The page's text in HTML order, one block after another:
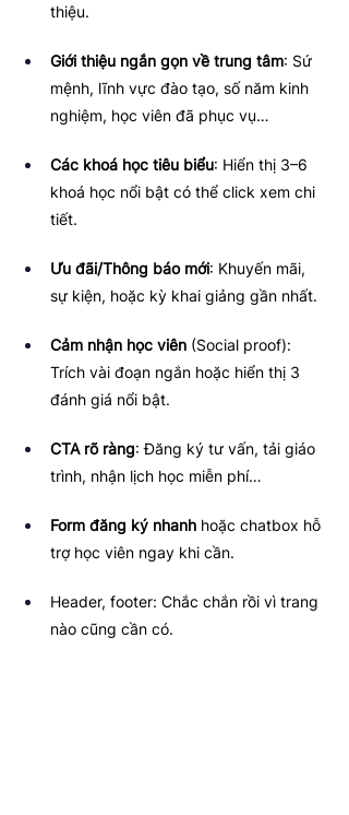
thiệu.
Giới thiệu ngắn gọn về trung tâm: Sứ
mệnh, lĩnh vực đào tạo, số năm kinh
nghiệm, học viên đã phục vụ…
Các khoá học tiêu biểu: Hiển thị 3–6
khoá học nổi bật có thể click xem chi
tiết.
Ưu đãi/Thông báo mới: Khuyến mãi,
sự kiện, hoặc kỳ khai giảng gần nhất.
Cảm nhận học viên (Social proof):
Trích vài đoạn ngắn hoặc hiển thị 3
đánh giá nổi bật.
CTA rõ ràng: Đăng ký tư vấn, tải giáo
trình, nhận lịch học miễn phí…
Form đăng ký nhanh hoặc chatbox hỗ
trợ học viên ngay khi cần.
Header, footer: Chắc chắn rồi vì trang
nào cũng cần có.